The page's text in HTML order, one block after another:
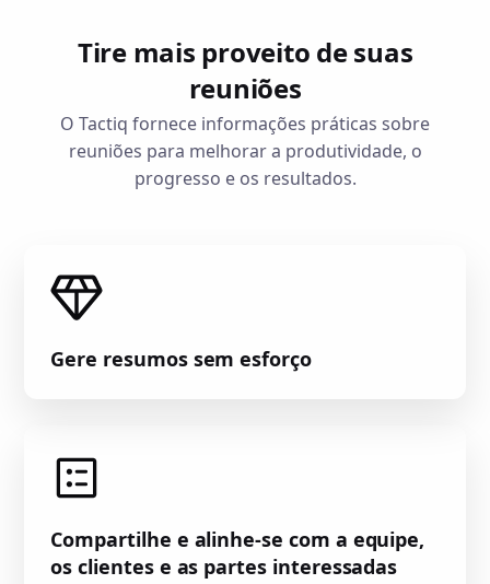
Tire mais proveito de suas
reuniões
O Tactiq fornece informações práticas sobre
reuniões para melhorar a produtividade, o
progresso e os resultados.
Gere resumos sem esforço
Compartilhe e alinhe-se com a equipe,
os clientes e as partes interessadas